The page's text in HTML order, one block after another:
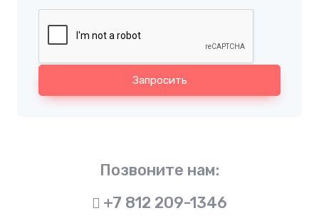
Запросить
Позвоните нам:
+7 812 209-1346